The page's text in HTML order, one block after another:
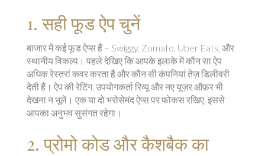
1. सही फूड ऐप चुनें
बाजार में कई फूड ऐप्स हैं – Swiggy, Zomato, Uber Eats, और
स्थानीय विकल्प। पहले देखिए कि आपके इलाके में कौन सा ऐप
अधिक रेस्तरां कवर करता है और कौन सी कंपनियां तेज़ डिलीवरी
देती हैं। ऐप की रेटिंग, उपयोगकर्ता रिव्यू और नए यूज़र ऑफ़र भी
देखना न भूलें। एक या दो भरोसेमंद ऐप्स पर फोकस रखिए, इससे
आपका अनुभव सुसंगत रहेगा।
2. प्रोमो कोड और कैशबैक का